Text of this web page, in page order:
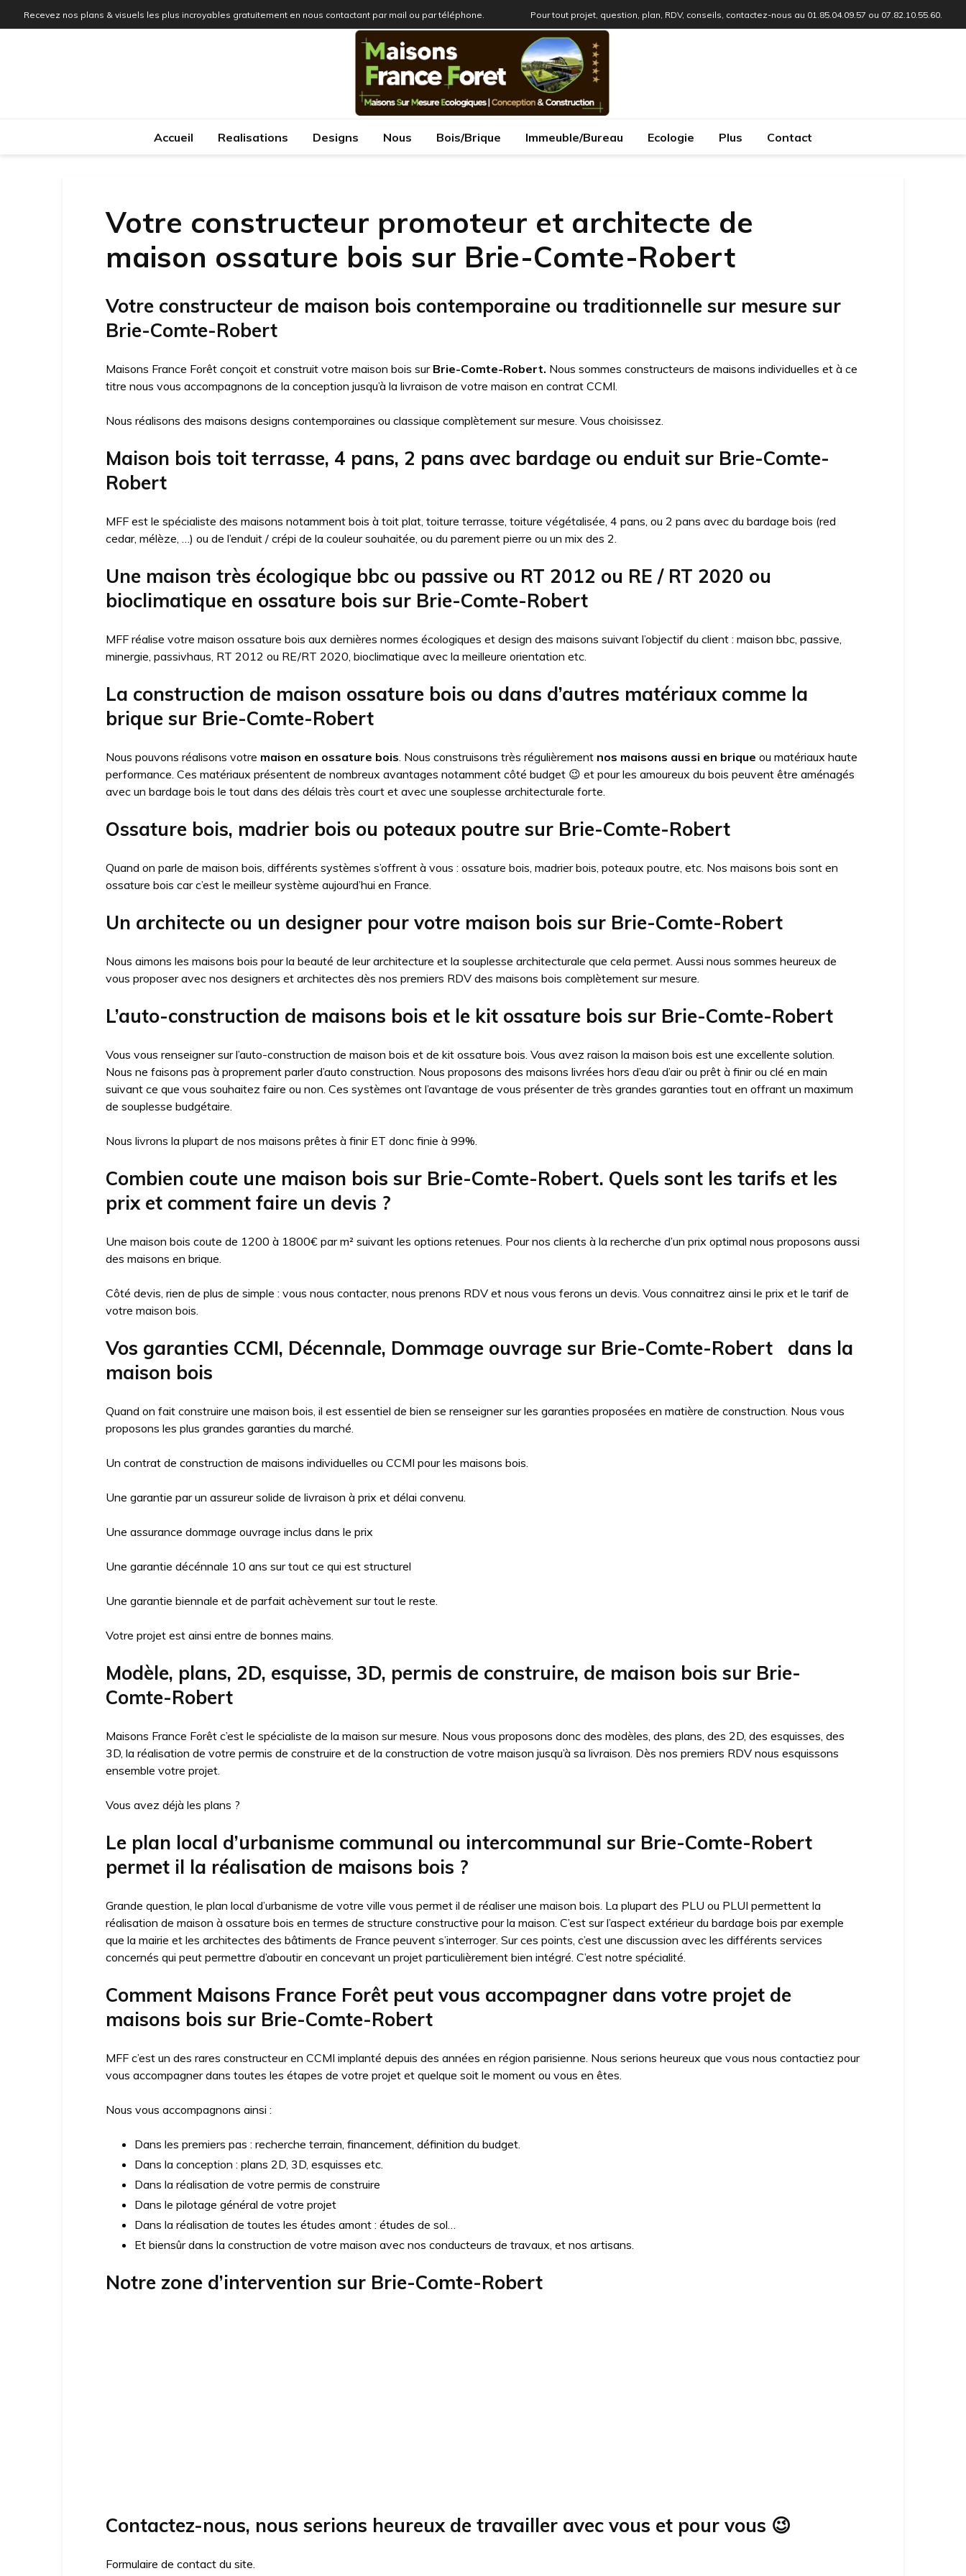
Recevez nos plans & visuels les plus incroyables gratuitement en nous contactant par mail ou par téléphone. Pour tout projet, question, plan, RDV, conseils, contactez-nous au 01.85.04.09.57 ou 07.82.10.55.60.
Accueil Realisations Designs Nous Bois/Brique Immeuble/Bureau Ecologie Plus Contact
Votre constructeur promoteur et architecte de
maison ossature bois sur Brie-Comte-Robert
Votre constructeur de maison bois contemporaine ou traditionnelle sur mesure sur
Brie-Comte-Robert
Maisons France Forêt conçoit et construit votre maison bois sur Brie-Comte-Robert. Nous sommes constructeurs de maisons individuelles et à ce
titre nous vous accompagnons de la conception jusqu’à la livraison de votre maison en contrat CCMI.
Nous réalisons des maisons designs contemporaines ou classique complètement sur mesure. Vous choisissez.
Maison bois toit terrasse, 4 pans, 2 pans avec bardage ou enduit sur Brie-Comte-
Robert
MFF est le spécialiste des maisons notamment bois à toit plat, toiture terrasse, toiture végétalisée, 4 pans, ou 2 pans avec du bardage bois (red
cedar, mélèze, …) ou de l’enduit / crépi de la couleur souhaitée, ou du parement pierre ou un mix des 2.
Une maison très écologique bbc ou passive ou RT 2012 ou RE / RT 2020 ou
bioclimatique en ossature bois sur Brie-Comte-Robert
MFF réalise votre maison ossature bois aux dernières normes écologiques et design des maisons suivant l’objectif du client : maison bbc, passive,
minergie, passivhaus, RT 2012 ou RE/RT 2020, bioclimatique avec la meilleure orientation etc.
La construction de maison ossature bois ou dans d’autres matériaux comme la
brique sur Brie-Comte-Robert
Nous pouvons réalisons votre maison en ossature bois. Nous construisons très régulièrement nos maisons aussi en brique ou matériaux haute
performance. Ces matériaux présentent de nombreux avantages notamment côté budget 😉 et pour les amoureux du bois peuvent être aménagés
avec un bardage bois le tout dans des délais très court et avec une souplesse architecturale forte.
Ossature bois, madrier bois ou poteaux poutre sur Brie-Comte-Robert
Quand on parle de maison bois, différents systèmes s’offrent à vous : ossature bois, madrier bois, poteaux poutre, etc. Nos maisons bois sont en
ossature bois car c’est le meilleur système aujourd’hui en France.
Un architecte ou un designer pour votre maison bois sur Brie-Comte-Robert
Nous aimons les maisons bois pour la beauté de leur architecture et la souplesse architecturale que cela permet. Aussi nous sommes heureux de
vous proposer avec nos designers et architectes dès nos premiers RDV des maisons bois complètement sur mesure.
L’auto-construction de maisons bois et le kit ossature bois sur Brie-Comte-Robert
Vous vous renseigner sur l’auto-construction de maison bois et de kit ossature bois. Vous avez raison la maison bois est une excellente solution.
Nous ne faisons pas à proprement parler d’auto construction. Nous proposons des maisons livrées hors d’eau d’air ou prêt à finir ou clé en main
suivant ce que vous souhaitez faire ou non. Ces systèmes ont l’avantage de vous présenter de très grandes garanties tout en offrant un maximum
de souplesse budgétaire.
Nous livrons la plupart de nos maisons prêtes à finir ET donc finie à 99%.
Combien coute une maison bois sur Brie-Comte-Robert. Quels sont les tarifs et les
prix et comment faire un devis ?
Une maison bois coute de 1200 à 1800€ par m² suivant les options retenues. Pour nos clients à la recherche d’un prix optimal nous proposons aussi
des maisons en brique.
Côté devis, rien de plus de simple : vous nous contacter, nous prenons RDV et nous vous ferons un devis. Vous connaitrez ainsi le prix et le tarif de
votre maison bois.
Vos garanties CCMI, Décennale, Dommage ouvrage sur Brie-Comte-Robert dans la
maison bois
Quand on fait construire une maison bois, il est essentiel de bien se renseigner sur les garanties proposées en matière de construction. Nous vous
proposons les plus grandes garanties du marché.
Un contrat de construction de maisons individuelles ou CCMI pour les maisons bois.
Une garantie par un assureur solide de livraison à prix et délai convenu.
Une assurance dommage ouvrage inclus dans le prix
Une garantie décénnale 10 ans sur tout ce qui est structurel
Une garantie biennale et de parfait achèvement sur tout le reste.
Votre projet est ainsi entre de bonnes mains.
Modèle, plans, 2D, esquisse, 3D, permis de construire, de maison bois sur Brie-
Comte-Robert
Maisons France Forêt c’est le spécialiste de la maison sur mesure. Nous vous proposons donc des modèles, des plans, des 2D, des esquisses, des
3D, la réalisation de votre permis de construire et de la construction de votre maison jusqu’à sa livraison. Dès nos premiers RDV nous esquissons
ensemble votre projet.
Vous avez déjà les plans ?
Le plan local d’urbanisme communal ou intercommunal sur Brie-Comte-Robert
permet il la réalisation de maisons bois ?
Grande question, le plan local d’urbanisme de votre ville vous permet il de réaliser une maison bois. La plupart des PLU ou PLUI permettent la
réalisation de maison à ossature bois en termes de structure constructive pour la maison. C’est sur l’aspect extérieur du bardage bois par exemple
que la mairie et les architectes des bâtiments de France peuvent s’interroger. Sur ces points, c’est une discussion avec les différents services
concernés qui peut permettre d’aboutir en concevant un projet particulièrement bien intégré. C’est notre spécialité.
Comment Maisons France Forêt peut vous accompagner dans votre projet de
maisons bois sur Brie-Comte-Robert
MFF c’est un des rares constructeur en CCMI implanté depuis des années en région parisienne. Nous serions heureux que vous nous contactiez pour
vous accompagner dans toutes les étapes de votre projet et quelque soit le moment ou vous en êtes.
Nous vous accompagnons ainsi :
Dans les premiers pas : recherche terrain, financement, définition du budget.
Dans la conception : plans 2D, 3D, esquisses etc.
Dans la réalisation de votre permis de construire
Dans le pilotage général de votre projet
Dans la réalisation de toutes les études amont : études de sol…
Et biensûr dans la construction de votre maison avec nos conducteurs de travaux, et nos artisans.
Notre zone d’intervention sur Brie-Comte-Robert
Contactez-nous, nous serions heureux de travailler avec vous et pour vous 😉
Formulaire de contact du site.